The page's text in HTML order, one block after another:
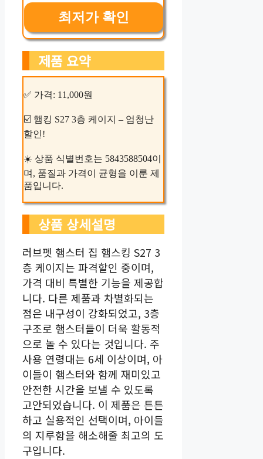
최저가 확인
제품 요약
✅ 가격: 11,000원
☑️ 햄킹 S27 3층 케이지 – 엄청난
할인!
☀️ 상품 식별번호는 5843588504이
며, 품질과 가격이 균형을 이룬 제
품입니다.
상품 상세설명
러브펫 햄스터 집 햄스킹 S27 3
층 케이지는 파격할인 중이며,
가격 대비 특별한 기능을 제공합
니다. 다른 제품과 차별화되는
점은 내구성이 강화되었고, 3층
구조로 햄스터들이 더욱 활동적
으로 놀 수 있다는 것입니다. 주
사용 연령대는 6세 이상이며, 아
이들이 햄스터와 함께 재미있고
안전한 시간을 보낼 수 있도록
고안되었습니다. 이 제품은 튼튼
하고 실용적인 선택이며, 아이들
의 지루함을 해소해줄 최고의 도
구입니다.